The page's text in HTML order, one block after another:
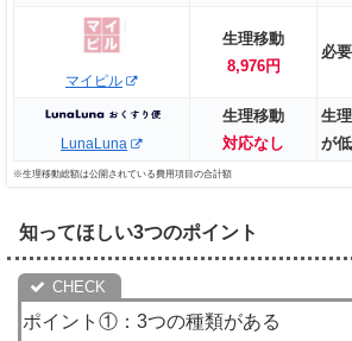
マイピル
生理移動
8,976円
必
LunaLuna
生理移動
対応なし
生
が
※生理移動総額は公開されている費用項目の合計額
予約不要で便利
エニピル
カウンセラーに相談も
予約不要で便利
エニピル
土日祝日
知ってほしい3つのポイント
ポイント①：3つの種類がある